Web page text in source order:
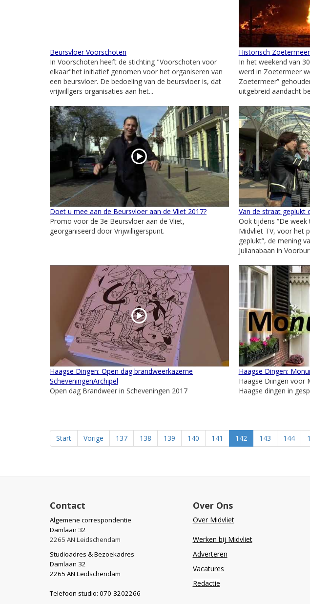
Beursvloer Voorschoten
In Voorschoten heeft de stichting "Voorschoten voor
elkaar"het initiatief genomen voor het organiseren van
een beursvloer. De bedoeling van de beursvloer is, dat
vrijwillgers organisaties aan het...
Historisch
In het weekend van
werd in Zoetermeer
Zoetermeer”
uitgebreid aandacht
Doet u mee aan de Beursvloer aan de Vliet 2017?
Promo voor de 3e Beursvloer aan de Vliet,
georganiseerd door Vrijwilligerspunt.
Van de straat geplukt
Ook tijdens “De week
Midvliet TV, voor het
geplukt”, de mening
Julianabaan in
Haagse Dingen: Open dag brandweerkazerne
ScheveningenArchipel
Open dag Brandweer in Scheveningen 2017
Haagse Dingen:
Haagse Diingen voor
Haagse dingen in
Start Vorige 137 138 139 140 141 142 143 144
Contact
Algemene correspondentie
Damlaan 32
2265 AN Leidschendam
Studioadres & Bezoekadres
Damlaan 32
2265 AN Leidschendam
Telefoon studio: 070-3202266
Over Ons
Over Midvliet
Werken bij Midvliet
Adverteren
Vacatures
Redactie